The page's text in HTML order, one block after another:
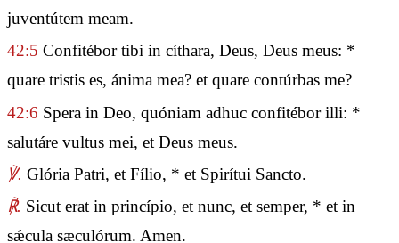
juventútem meam.
42:5 Confitébor tibi in cíthara, Deus, Deus meus: *
quare tristis es, ánima mea? et quare contúrbas me?
42:6 Spera in Deo, quóniam adhuc confitébor illi: *
salutáre vultus mei, et Deus meus.
℣. Glória Patri, et Fílio, * et Spirítui Sancto.
℟. Sicut erat in princípio, et nunc, et semper, * et in
sǽcula sæculórum. Amen.